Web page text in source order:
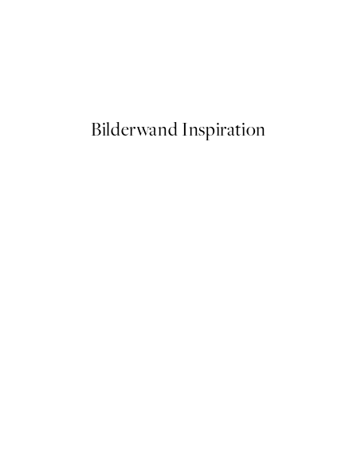
Bilderwand Inspiration